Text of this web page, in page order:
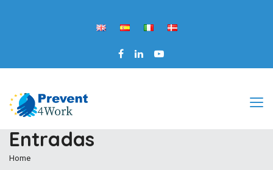
Entradas
Home